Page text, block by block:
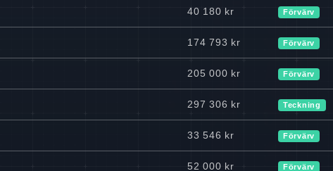
40 180 kr Förvärv
174 793 kr Förvärv
205 000 kr Förvärv
297 306 kr Teckning
33 546 kr Förvärv
52 000 kr Förvärv